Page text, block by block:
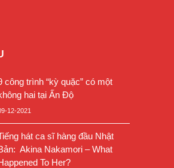
công trình “kỳ quặc” có một
hai tại Ấn Độ
12-2021
hát ca sĩ hàng đầu Nhật
Akina Nakamori – What
To Her?